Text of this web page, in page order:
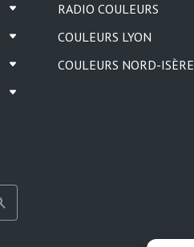
RADIO COULEURS
COULEURS LYON
COULEURS NORD-ISÈRE